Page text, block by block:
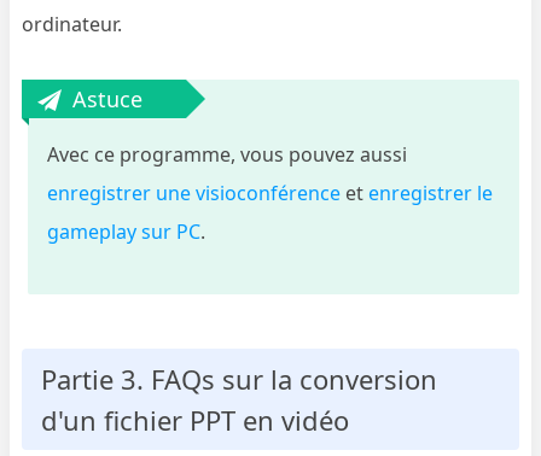
ordinateur.
Astuce
Avec ce programme, vous pouvez aussi
enregistrer une visioconférence etenregistrer le
gameplay sur PC.
Partie 3. FAQs sur la conversion
d'un fichier PPT en vidéo